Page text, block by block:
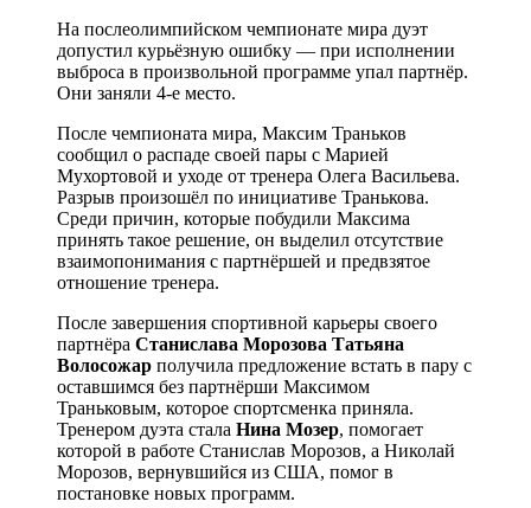
На послеолимпийском чемпионате мира дуэт
допустил курьёзную ошибку — при исполнении
выброса в произвольной программе упал партнёр.
Они заняли 4-е место.
После чемпионата мира, Максим Траньков
сообщил о распаде своей пары с Марией
Мухортовой и уходе от тренера Олега Васильева.
Разрыв произошёл по инициативе Транькова.
Среди причин, которые побудили Максима
принять такое решение, он выделил отсутствие
взаимопонимания с партнёршeй и предвзятое
отношение тренера.
После завершения спортивной карьеры своего
партнёра Станислава Морозова Татьяна
Волосожар получила предложение встать в пару с
оставшимся без партнёрши Максимом
Траньковым, которое спортсменка приняла.
Тренером дуэта стала Нина Мозер, помогает
которой в работе Станислав Морозов, а Николай
Морозов, вернувшийся из США, помог в
постановке новых программ.